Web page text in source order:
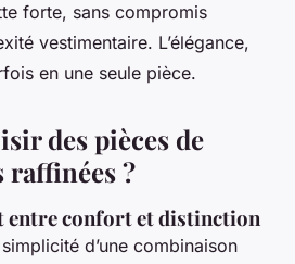
forte, sans compromis
vestimentaire. L’élégance,
en une seule pièce.
des pièces de
raffinées ?
confort et distinction
d’une combinaison